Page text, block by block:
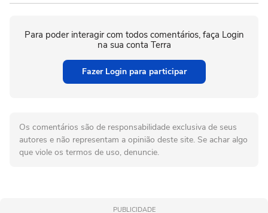
Para poder interagir com todos comentários, faça Login
na sua conta Terra
Fazer Login para participar
Os comentários são de responsabilidade exclusiva de seus
autores e não representam a opinião deste site. Se achar algo
que viole os termos de uso, denuncie.
PUBLICIDADE